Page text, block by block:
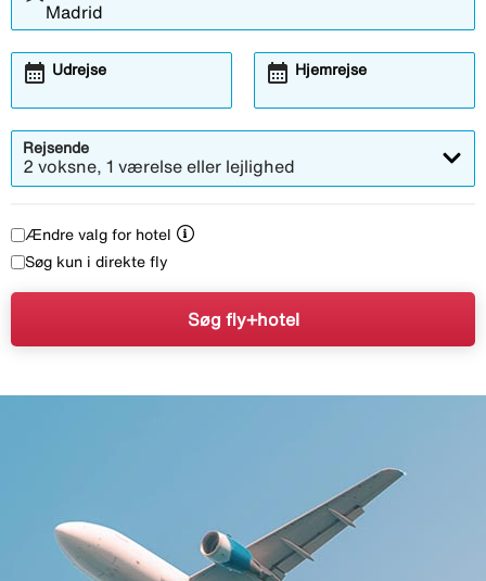
Udrejse
calendar_month Hjemrejse
calendar_month
Rejsende
2 voksne, 1 værelse eller lejlighed
Ændre valg for hotel
Søg kun i direkte fly
Søg fly+hotel